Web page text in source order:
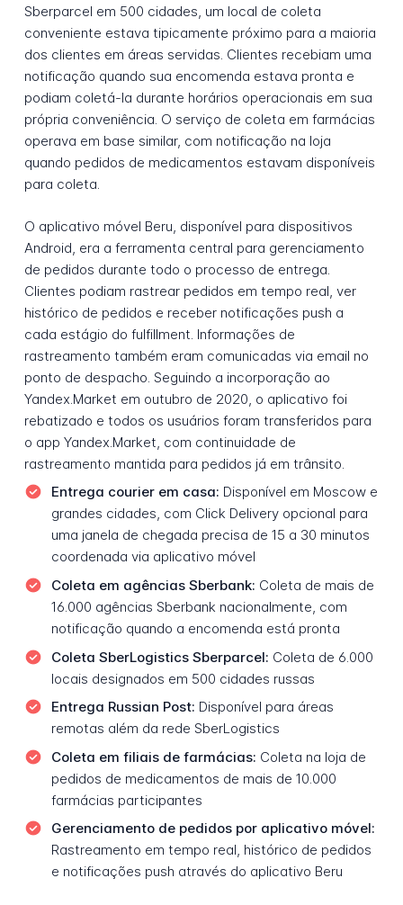
Sberparcel em 500 cidades, um local de coleta
conveniente estava tipicamente próximo para a maioria
dos clientes em áreas servidas. Clientes recebiam uma
notificação quando sua encomenda estava pronta e
podiam coletá-la durante horários operacionais em sua
própria conveniência. O serviço de coleta em farmácias
operava em base similar, com notificação na loja
quando pedidos de medicamentos estavam disponíveis
para coleta.
O aplicativo móvel Beru, disponível para dispositivos
Android, era a ferramenta central para gerenciamento
de pedidos durante todo o processo de entrega.
Clientes podiam rastrear pedidos em tempo real, ver
histórico de pedidos e receber notificações push a
cada estágio do fulfillment. Informações de
rastreamento também eram comunicadas via email no
ponto de despacho. Seguindo a incorporação ao
Yandex.Market em outubro de 2020, o aplicativo foi
rebatizado e todos os usuários foram transferidos para
o app Yandex.Market, com continuidade de
rastreamento mantida para pedidos já em trânsito.
Entrega courier em casa: Disponível em Moscow e
grandes cidades, com Click Delivery opcional para
uma janela de chegada precisa de 15 a 30 minutos
coordenada via aplicativo móvel
Coleta em agências Sberbank: Coleta de mais de
16.000 agências Sberbank nacionalmente, com
notificação quando a encomenda está pronta
Coleta SberLogistics Sberparcel: Coleta de 6.000
locais designados em 500 cidades russas
Entrega Russian Post: Disponível para áreas
remotas além da rede SberLogistics
Coleta em filiais de farmácias: Coleta na loja de
pedidos de medicamentos de mais de 10.000
farmácias participantes
Gerenciamento de pedidos por aplicativo móvel:
Rastreamento em tempo real, histórico de pedidos
e notificações push através do aplicativo Beru